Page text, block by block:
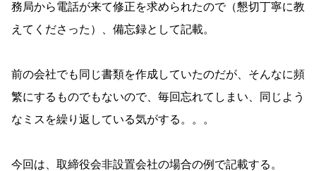
務局から電話が来て修正を求められたので（懇切丁寧に教
えてくださった）、備忘録として記載。
前の会社でも同じ書類を作成していたのだが、そんなに頻
繁にするものでもないので、毎回忘れてしまい、同じよう
なミスを繰り返している気がする。。。
今回は、取締役会非設置会社の場合の例で記載する。